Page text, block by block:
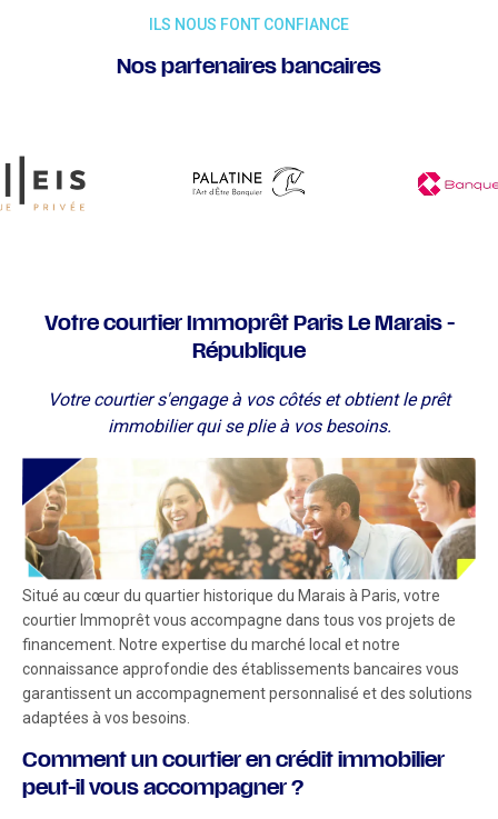
ILS NOUS FONT CONFIANCE
Nos partenaires bancaires
Votre courtier Immoprêt Paris Le Marais -
République
Votre courtier s'engage à vos côtés et obtient le prêt
immobilier qui se plie à vos besoins.
Situé au cœur du quartier historique du Marais à Paris, votre
courtier Immoprêt vous accompagne dans tous vos projets de
financement. Notre expertise du marché local et notre
connaissance approfondie des établissements bancaires vous
garantissent un accompagnement personnalisé et des solutions
adaptées à vos besoins.
Comment un courtier en crédit immobilier
peut-il vous accompagner ?